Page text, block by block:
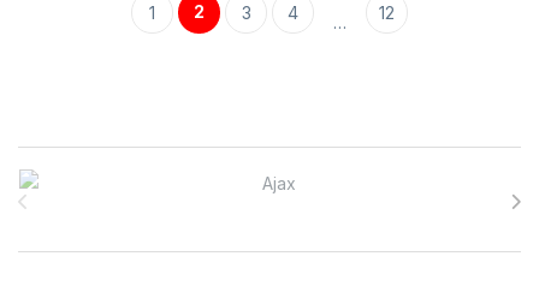
1 2 3 4 … 12
Brands Carousel